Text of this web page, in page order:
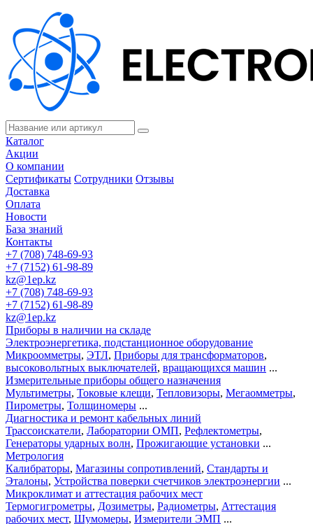
Каталог
Акции
О компании
Сертификаты Сотрудники Отзывы
Доставка
Оплата
Новости
База знаний
Контакты
+7 (708) 748-69-93
+7 (7152) 61-98-89
kz@1ep.kz
+7 (708) 748-69-93
+7 (7152) 61-98-89
kz@1ep.kz
Приборы в наличии на складе
Электроэнергетика, подстанционное оборудование
Микроомметры, ЭТЛ, Приборы для трансформаторов,
высоковольтных выключателей, вращающихся машин ...
Измерительные приборы общего назначения
Мультиметры, Токовые клещи, Тепловизоры, Мегаомметры,
Пирометры, Толщиномеры ...
Диагностика и ремонт кабельных линий
Трассоискатели, Лаборатории ОМП, Рефлектометры,
Генераторы ударных волн, Прожигающие установки ...
Метрология
Калибраторы, Магазины сопротивлений, Стандарты и
Эталоны, Устройства поверки счетчиков электроэнергии ...
Микроклимат и аттестация рабочих мест
Термогигрометры, Дозиметры, Радиометры, Аттестация
рабочих мест, Шумомеры, Измерители ЭМП ...